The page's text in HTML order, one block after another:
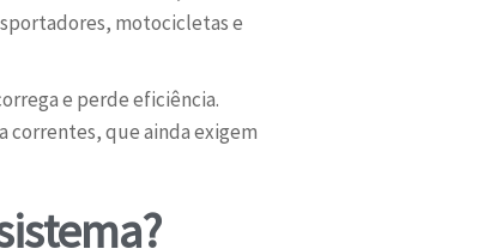
motocicletas e
e perde eficiência.
correntes, que ainda exigem